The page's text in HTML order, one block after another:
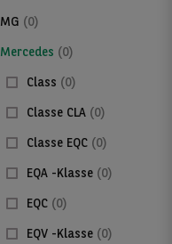
MG (0)
Mercedes (0)
Class (0)
Classe CLA (0)
Classe EQC (0)
EQA -Klasse (0)
EQC (0)
EQV -Klasse (0)